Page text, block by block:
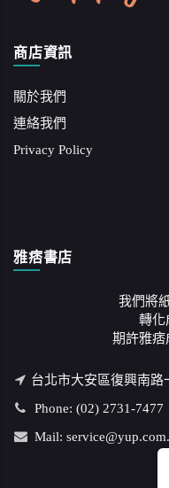
商店資訊
關於我們
連絡我們
Privacy Policy
雅痞書店
我們將
轉化
期許雅痞
台北市大安區復興南路
Phone: (02) 2731-7477
Mail: